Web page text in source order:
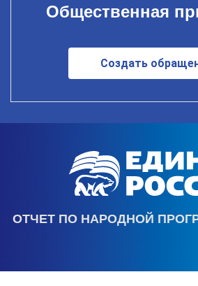
Общественная
Создать
ОТЧЕТ ПО НАРОДНОЙ